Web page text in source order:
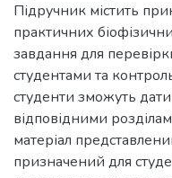
Підручник містить
практичних
завдання для
студентами та
студенти зможуть
відповідними
матеріал
призначений для